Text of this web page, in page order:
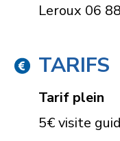
Leroux 06
TARIFS
Tarif plein
5€ visite